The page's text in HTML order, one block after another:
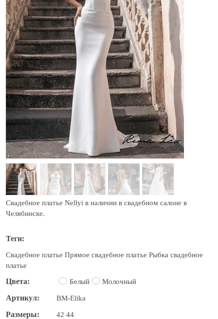
Свадебное платье Nellyi в наличии в свадебном салоне в
Челябинске.
Теги
Свадебное платье Прямое свадебное платье Рыбка свадебное
платье
Цвета Белый Молочный
Артикул BM-Elika
Размеры 42 44